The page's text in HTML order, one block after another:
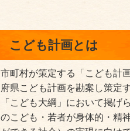
こども計画とは
市町村が策定する「こども計
府県こども計画を勘案し策定
「こども大綱」において掲げ
のこども・若者が身体的・精